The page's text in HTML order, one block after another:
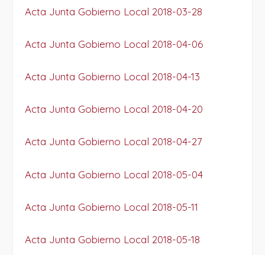
Acta Junta Gobierno Local 2018-03-28
Acta Junta Gobierno Local 2018-04-06
Acta Junta Gobierno Local 2018-04-13
Acta Junta Gobierno Local 2018-04-20
Acta Junta Gobierno Local 2018-04-27
Acta Junta Gobierno Local 2018-05-04
Acta Junta Gobierno Local 2018-05-11
Acta Junta Gobierno Local 2018-05-18